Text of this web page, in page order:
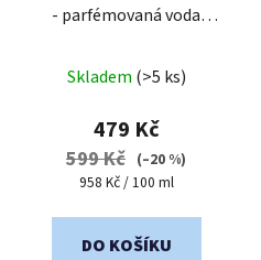
- parfémovaná voda
hodnocení
produktu
je
5,0
5
Skladem (>5 ks)
479 Kč
599 Kč (–20 %)
Měrná
958 Kč / 100 ml
DO KOŠÍKU